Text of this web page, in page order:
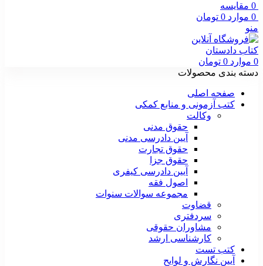
0 مقایسه
0 موارد 0 تومان
منو
0 موارد 0 تومان
دسته بندی محصولات
صفحه اصلی
کتب آزمونی و منابع کمکی
وکالت
حقوق مدنی
آیین دادرسی مدنی
حقوق تجارت
حقوق جزا
آیین دادرسی کیفری
اصول فقه
مجموعه سوالات سنوات
قضاوت
سردفتری
مشاوران حقوقی
کارشناسی ارشد
کتب تست
آیین نگارش و لوایح